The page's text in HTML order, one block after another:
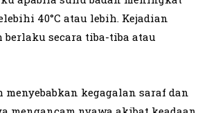
40°C atau lebih. Kejadian
berlaku secara tiba-tiba atau
menyebabkan kegagalan saraf dan